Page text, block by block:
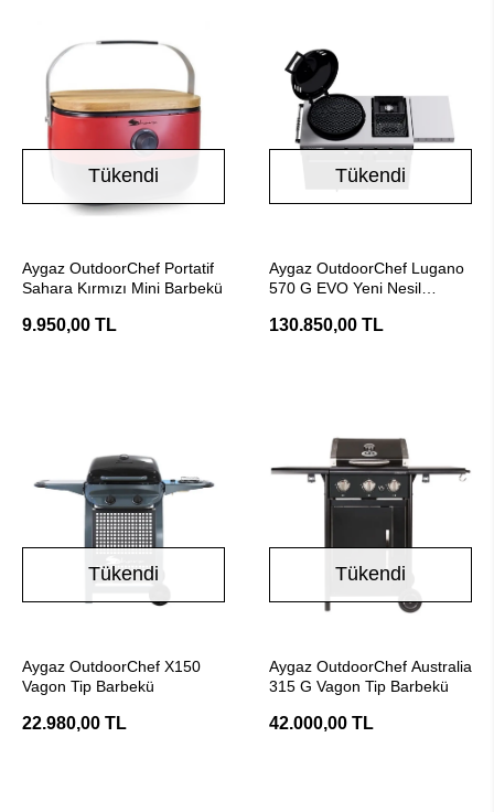
Tükendi
Aygaz OutdoorChef Portatif
Sahara Kırmızı Mini Barbekü
9.950,00 TL
Tükendi
Aygaz OutdoorChef Lugano
570 G EVO Yeni Nesil
130.850,00 TL
Tükendi
Aygaz OutdoorChef X150
Vagon Tip Barbekü
22.980,00 TL
Tükendi
Aygaz OutdoorChef Australia
315 G Vagon Tip Barbekü
42.000,00 TL